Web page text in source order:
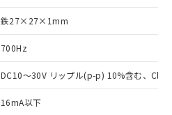
鉄27×27×1mm
700Hz
DC10～30V リップル(p-p) 10%含む、
16mA以下